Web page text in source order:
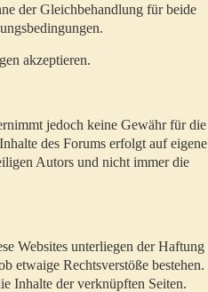
der Gleichbehandlung für beide
akzeptieren.
jedoch keine Gewähr für die
des Forums erfolgt auf eigene
Autors und nicht immer die
Websites unterliegen der Haftung
etwaige Rechtsverstöße bestehen.
Inhalte der verknüpften Seiten.